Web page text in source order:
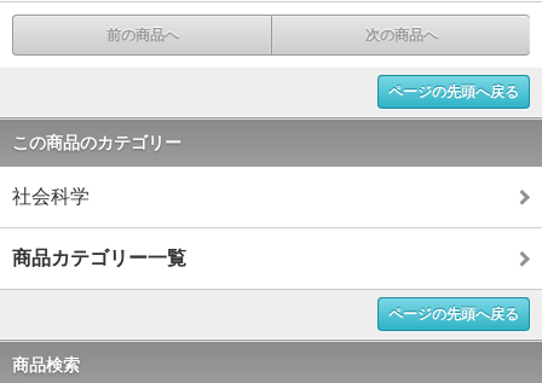
前の商品へ 次の商品へ
ページの先頭へ戻る
この商品のカテゴリー
社会科学
商品カテゴリー一覧
ページの先頭へ戻る
商品検索